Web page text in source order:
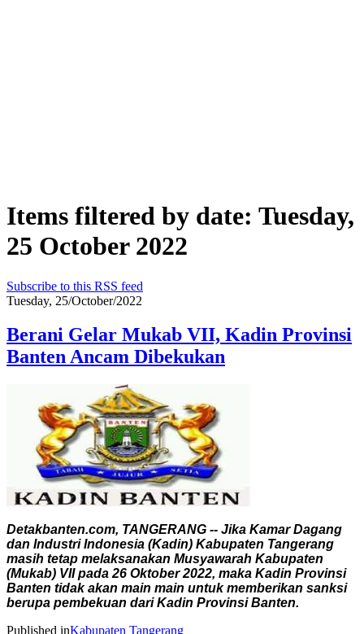
Items filtered by date: Tuesday,
25 October 2022
Subscribe to this RSS feed
Tuesday, 25/October/2022
Berani Gelar Mukab VII, Kadin Provinsi
Banten Ancam Dibekukan
Detakbanten.com, TANGERANG -- Jika Kamar Dagang
dan Industri Indonesia (Kadin) Kabupaten Tangerang
masih tetap melaksanakan Musyawarah Kabupaten
(Mukab) VII pada 26 Oktober 2022, maka Kadin Provinsi
Banten tidak akan main main untuk memberikan sanksi
berupa pembekuan dari Kadin Provinsi Banten.
Published inKabupaten Tangerang